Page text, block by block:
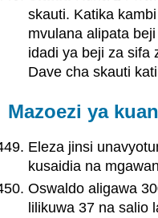
skauti. Katika
mvulana alipata
idadi ya beji za sifa
Dave cha skauti
Mazoezi ya
Eleza jinsi
kusaidia na
Oswaldo aligawa
lilikuwa 37 na salio